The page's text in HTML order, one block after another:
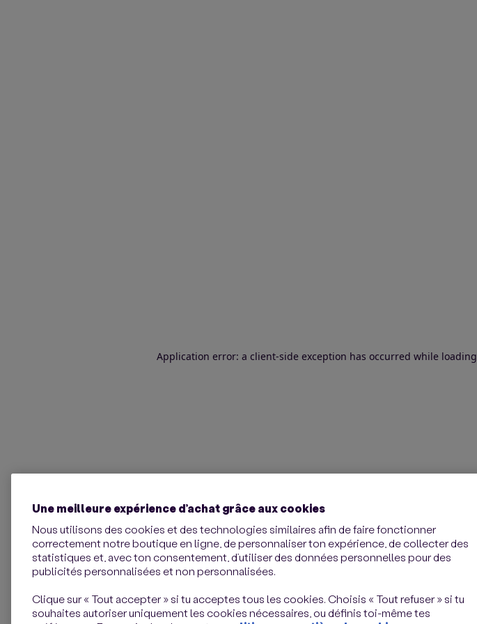
Application error: a client-side exception has occurred while loading
Une meilleure expérience d’achat grâce aux cookies
Nous utilisons des cookies et des technologies similaires afin de faire fonctionner
correctement notre boutique en ligne, de personnaliser ton expérience, de collecter des
statistiques et, avec ton consentement, d’utiliser des données personnelles pour des
publicités personnalisées et non personnalisées.
Clique sur « Tout accepter » si tu acceptes tous les cookies. Choisis « Tout refuser » si tu
souhaites autoriser uniquement les cookies nécessaires, ou définis toi-même tes